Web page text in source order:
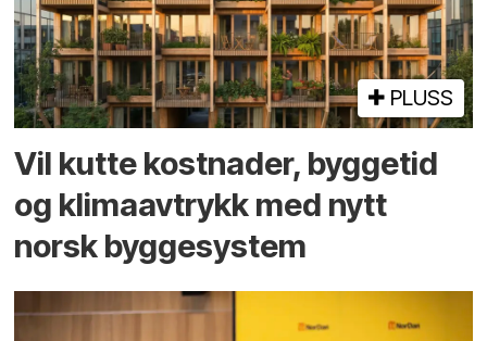
PLUSS
Vil kutte kostnader, byggetid
og klima­avtrykk med nytt
norsk bygge­system